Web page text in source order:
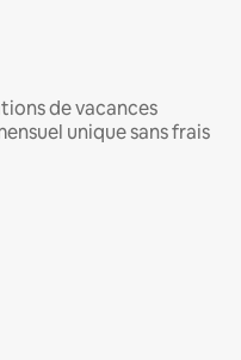
de vacances
unique sans frais